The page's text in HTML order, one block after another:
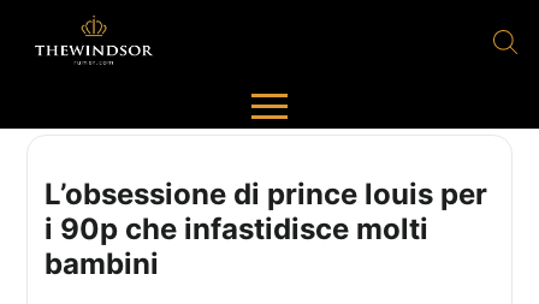
L’obsessione di prince louis per
i 90p che infastidisce molti
bambini